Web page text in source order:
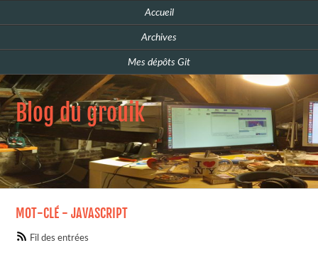
Accueil
Archives
Mes dépôts Git
Blog du grouik
MOT-CLÉ - JAVASCRIPT
Fil des entrées